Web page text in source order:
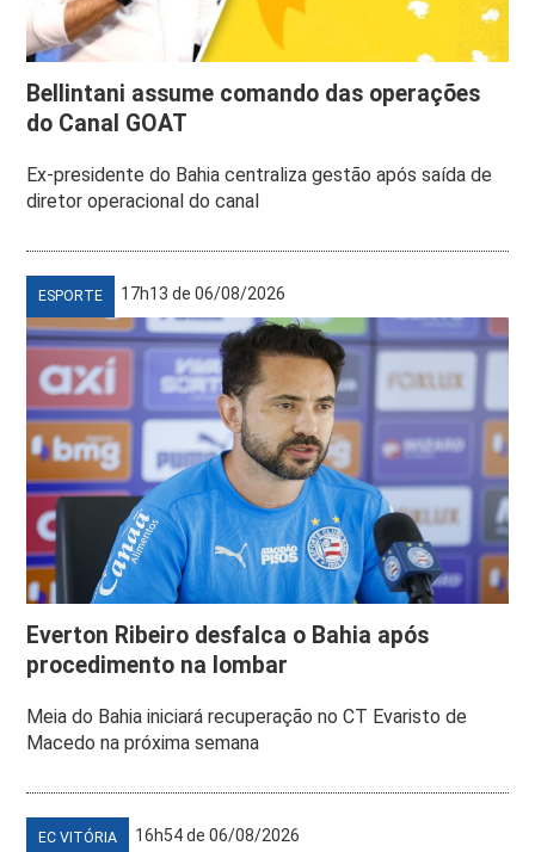
Bellintani assume comando das operações
do Canal GOAT
Ex-presidente do Bahia centraliza gestão após saída de
diretor operacional do canal
ESPORTE 17h13 de 06/08/2026
Everton Ribeiro desfalca o Bahia após
procedimento na lombar
Meia do Bahia iniciará recuperação no CT Evaristo de
Macedo na próxima semana
EC VITÓRIA 16h54 de 06/08/2026